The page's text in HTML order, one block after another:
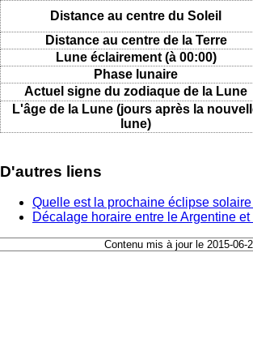
Distance au centre du Soleil
Distance au centre de la Terre
Lune éclairement (à 00:00)
Phase lunaire
Actuel signe du zodiaque de la Lune
L'âge de la Lune (jours après la
lune)
D'autres liens
Quelle est la prochaine éclipse
Décalage horaire entre le Argentine
Contenu mis à jour le 2015-06-